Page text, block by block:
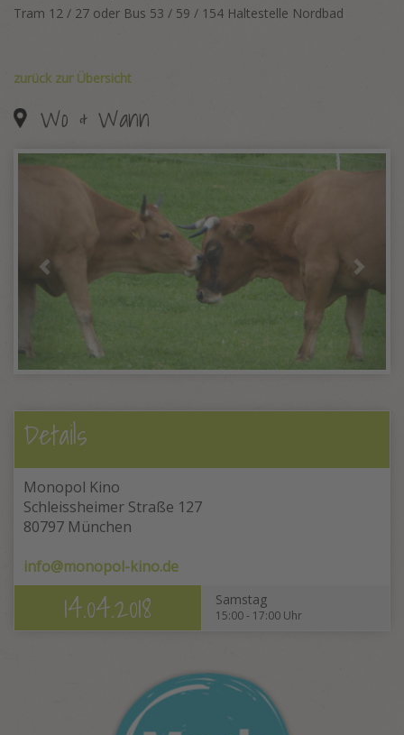
Tram 12 / 27 oder Bus 53 / 59 / 154 Haltestelle Nordbad
zurück zur Übersicht
Wo & Wann
Previous
Details
Monopol Kino
Schleissheimer Straße 127
80797 München
info@monopol-kino.de
14.04.2018 Samstag
15:00 - 17:00 Uhr